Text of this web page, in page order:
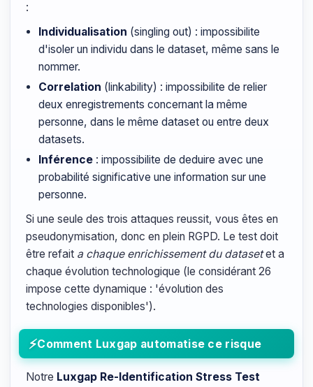
:
Individualisation (singling out) : impossibilite
d'isoler un individu dans le dataset, même sans le
nommer.
Correlation (linkability) : impossibilite de relier
deux enregistrements concernant la même
personne, dans le même dataset ou entre deux
datasets.
Inférence : impossibilite de deduire avec une
probabilité significative une information sur une
personne.
Si une seule des trois attaques reussit, vous êtes en
pseudonymisation, donc en plein RGPD. Le test doit
être refait a chaque enrichissement du datasetet a
chaque évolution technologique (le considérant 26
impose cette dynamique : 'évolution des
technologies disponibles').
Comment Luxgap automatise ce risque
Notre Luxgap Re-Identification Stress Test